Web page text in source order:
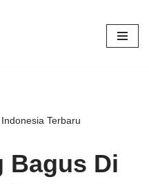
Terbaru
Bagus Di